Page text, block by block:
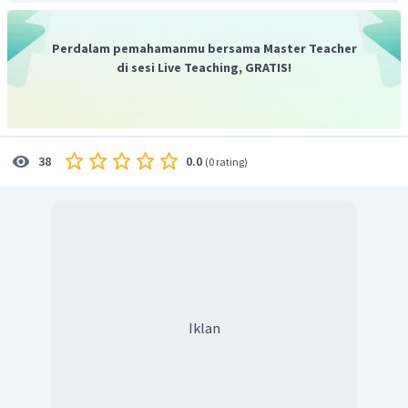
Perdalam pemahamanmu bersama Master Teacher
di sesi Live Teaching, GRATIS!
38 0.0 (0 rating)
Iklan